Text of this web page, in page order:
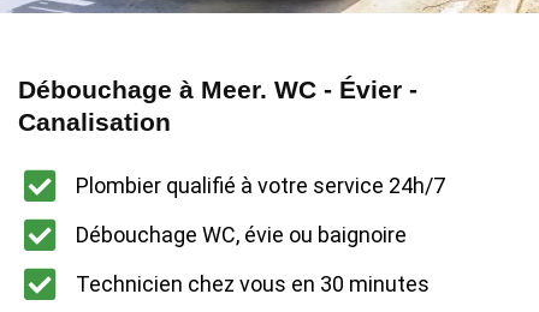
Débouchage à Meer. WC - Évier -
Canalisation
Plombier qualifié à votre service 24h/7
Débouchage WC, évie ou baignoire
Technicien chez vous en 30 minutes